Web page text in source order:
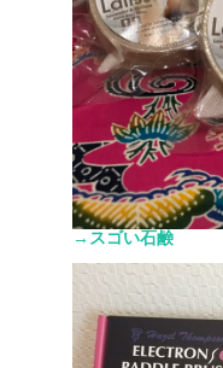
→スゴい石鹸